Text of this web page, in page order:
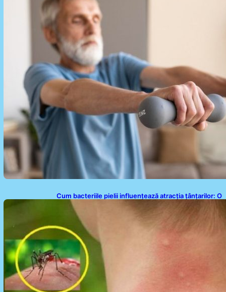
Cum bacteriile pielii influențează atracția țânțarilor: O
nouă viziune asupra alegerii victimelor